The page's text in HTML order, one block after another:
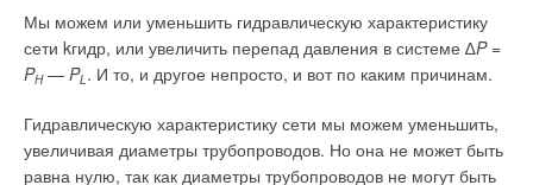
Мы можем или уменьшить гидравлическую характеристику
сети kгидр, или увеличить перепад давления в системе ∆P=
PH— PL . И то, и другое непросто, и вот по каким причинам.
Гидравлическую характеристику сети мы можем уменьшить,
увеличивая диаметры трубопроводов. Но она не может быть
равна нулю, так как диаметры трубопроводов не могут быть
Так, многоступенчатое смешение наружного
и рециркуляционного воздуха с различными параметрами
можно осуществить с помощью раздельного отбора
рециркуляционного воздуха из верхней и нижней зон
ледовой арены. При этом подача воздуха производится
аналогично первым двум схемам.